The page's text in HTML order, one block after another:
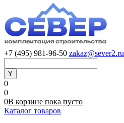
+7 (495) 981-96-50 zakaz@sever2.ru
0
0
0В корзине пока пусто
Каталог товаров